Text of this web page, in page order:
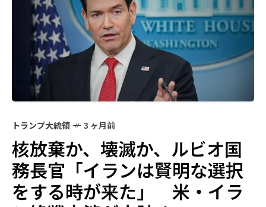
トランプ大統領 3 ヶ月前
核放棄か、壊滅か、ルビオ国
務長官「イランは賢明な選択
をする時が来た」 米・イラ